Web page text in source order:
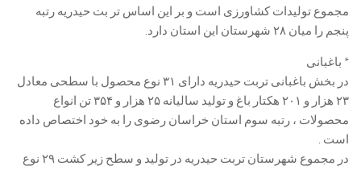
مجموع تولیدات کشاورزی است و بر این اساس تر بت حیدریه رتبه
پنجم را میان ۲۸ شهرستان این استان دارد.
* باغبانی
در بخش باغبانی تربت حیدریه دارای ۳۱ نوع محصول با سطحی معادل
۲۳ هزار و ۲۰۱ هکتار باغ و تولید سالیانه ۲۵ هزار و ۳۵۴ تن انواع
محصولات ، رتبه سوم استان خراسان رضوی را به خود اختصاص داده
است .
در مجموع شهرستان تربت حیدریه در تولید و سطح زیر کشت ۲۹ نوع